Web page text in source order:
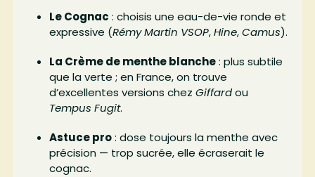
Le Cognac : choisis une eau-de-vie ronde et
expressive (Rémy Martin VSOP,Hine,Camus).
La Crème de menthe blanche: plus subtile
que la verte ; en France, on trouve
d’excellentes versions chez Giffardou
Tempus Fugit.
Astuce pro: dose toujours la menthe avec
précision — trop sucrée, elle écraserait le
cognac.